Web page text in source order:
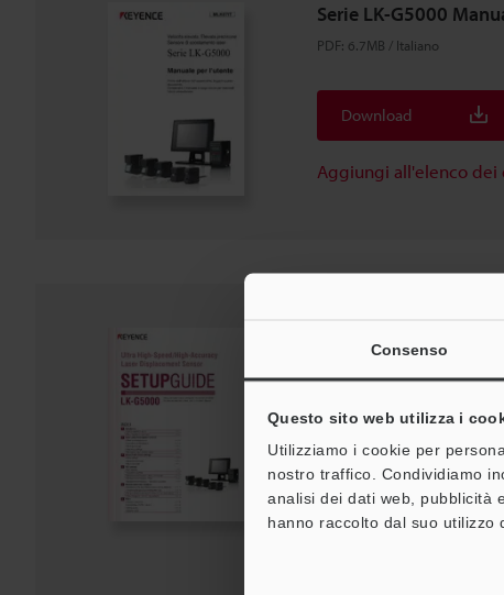
Consenso
Questo sito web utilizza i
Utilizziamo i cookie per
nostro traffico. Condividiamo
analisi dei dati web, pubblicità
hanno raccolto dal suo utilizzo
Serie LK-G5000
PDF: 6.7MB / Italiano
Download
Aggiungi all'elenco dei
LK-G5000 Guida alla
Download